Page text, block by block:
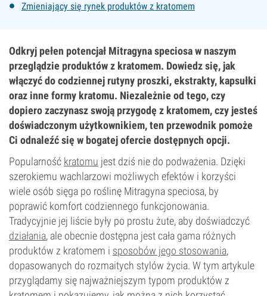
Zmieniający się rynek produktów z kratomem
Odkryj pełen potencjał Mitragyna speciosa w naszym
przeglądzie produktów z kratomem. Dowiedz się, jak
włączyć do codziennej rutyny proszki, ekstrakty, kapsułki
oraz inne formy kratomu. Niezależnie od tego, czy
dopiero zaczynasz swoją przygodę z kratomem, czy jesteś
doświadczonym użytkownikiem, ten przewodnik pomoże
Ci odnaleźć się w bogatej ofercie dostępnych opcji.
Popularność kratomu jest dziś nie do podważenia. Dzięki
szerokiemu wachlarzowi możliwych efektów i korzyści
wiele osób sięga po roślinę Mitragyna speciosa, by
poprawić komfort codziennego funkcjonowania.
Tradycyjnie jej liście były po prostu żute, aby doświadczyć
działania, ale obecnie dostępna jest cała gama różnych
produktów z kratomem i sposobów jego stosowania,
dopasowanych do rozmaitych stylów życia. W tym artykule
przyglądamy się najważniejszym typom produktów z